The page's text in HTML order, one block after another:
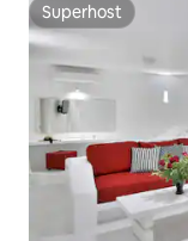
Superhost
Superhost